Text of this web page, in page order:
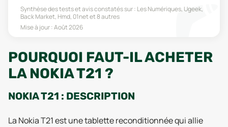
Synthèse des tests et avis constatés sur : Les Numériques, Ugeek,
Back Market, Hmd, 01netet 8 autres
Mise à jour :Août 2026
POURQUOI FAUT-IL ACHETER
LA NOKIA T21 ?
NOKIA T21 : DESCRIPTION
La Nokia T21 est une tablette reconditionnée qui allie